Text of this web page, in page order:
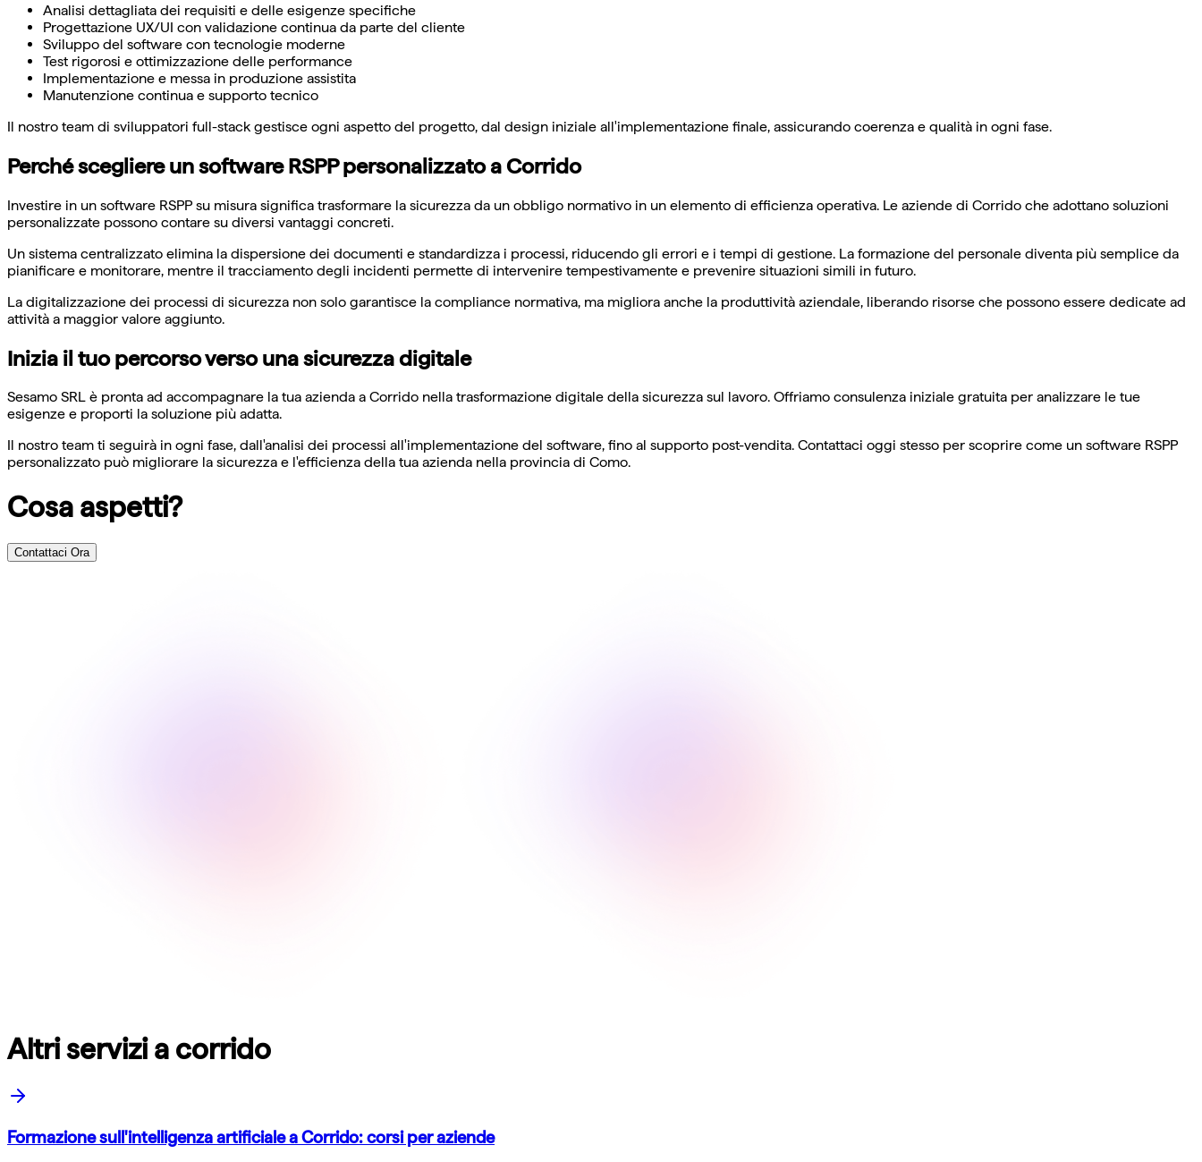
Analisi dettagliata dei requisiti e delle esigenze specifiche
Progettazione UX/UI con validazione continua da parte del cliente
Sviluppo del software con tecnologie moderne
Test rigorosi e ottimizzazione delle performance
Implementazione e messa in produzione assistita
Manutenzione continua e supporto tecnico
Il nostro team di sviluppatori full-stack gestisce ogni aspetto del progetto, dal design iniziale all'implementazione finale, assicurando coerenza e qualità in ogni fase.
Perché scegliere un software RSPP personalizzato a Corrido
Investire in un software RSPP su misura significa trasformare la sicurezza da un obbligo normativo in un elemento di efficienza operativa. Le aziende di Corrido che adottano soluzioni
personalizzate possono contare su diversi vantaggi concreti.
Un sistema centralizzato elimina la dispersione dei documenti e standardizza i processi, riducendo gli errori e i tempi di gestione. La formazione del personale diventa più semplice da
pianificare e monitorare, mentre il tracciamento degli incidenti permette di intervenire tempestivamente e prevenire situazioni simili in futuro.
La digitalizzazione dei processi di sicurezza non solo garantisce la compliance normativa, ma migliora anche la produttività aziendale, liberando risorse che possono essere dedicate ad
attività a maggior valore aggiunto.
Inizia il tuo percorso verso una sicurezza digitale
Sesamo SRL è pronta ad accompagnare la tua azienda a Corrido nella trasformazione digitale della sicurezza sul lavoro. Offriamo consulenza iniziale gratuita per analizzare le tue
esigenze e proporti la soluzione più adatta.
Il nostro team ti seguirà in ogni fase, dall'analisi dei processi all'implementazione del software, fino al supporto post-vendita. Contattaci oggi stesso per scoprire come un software RSPP
personalizzato può migliorare la sicurezza e l'efficienza della tua azienda nella provincia di Como.
Cosa aspetti?
Contattaci Ora
Altri servizi a corrido
Formazione sull'intelligenza artificiale a Corrido: corsi per aziende